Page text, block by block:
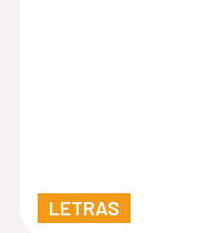
LETRAS